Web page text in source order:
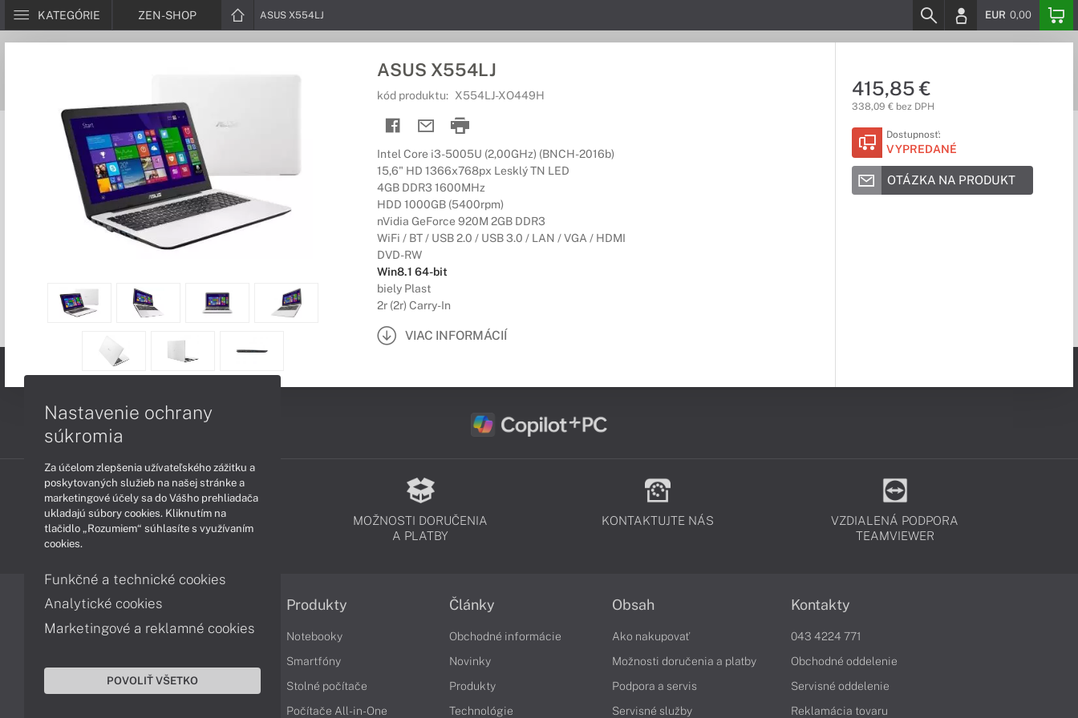
KATEGÓRIE ZEN-SHOP ASUS X554LJ EUR 0,00
ASUS X554LJ
kód produktu: X554LJ-XO449H
Intel Core i3-5005U (2,00GHz) (BNCH-2016b)
15,6" HD 1366x768px Lesklý TN LED
4GB DDR3 1600MHz
HDD 1000GB (5400rpm)
nVidia GeForce 920M 2GB DDR3
WiFi / BT / USB 2.0 / USB 3.0 / LAN / VGA / HDMI
DVD-RW
Win8.1 64-bit
biely Plast
2r (2r) Carry-In
VIAC INFORMÁCIÍ
415,85 €
338,09 € bez DPH
Dostupnosť:
VYPREDANÉ
OTÁZKA NA PRODUKT
PODPORA A SERVIS
MOŽNOSTI DORUČENIA
A PLATBY
KONTAKTUJTE NÁS
VZDIALENÁ PODPORA
TEAMVIEWER
Informácie
Obchodné podmienky
Ochrana osobných údajov
Produkty
Notebooky
Smartfóny
Stolné počítače
Počítače All-in-One
Články
Obchodné informácie
Novinky
Produkty
Technológie
Obsah
Ako nakupovať
Možnosti doručenia a platby
Podpora a servis
Servisné služby
Kontakty
043 4224 771
Obchodné oddelenie
Servisné oddelenie
Reklamácia tovaru
Nastavenie ochrany
súkromia
Za účelom zlepšenia užívateľského zážitku a
poskytovaných služieb na našej stránke a
marketingové účely sa do Vášho prehliadača
ukladajú súbory cookies. Kliknutím na
tlačidlo „Rozumiem“ súhlasíte s využívaním
cookies.
Funkčné a technické cookies
Analytické cookies
Marketingové a reklamné cookies
POVOLIŤ VŠETKO